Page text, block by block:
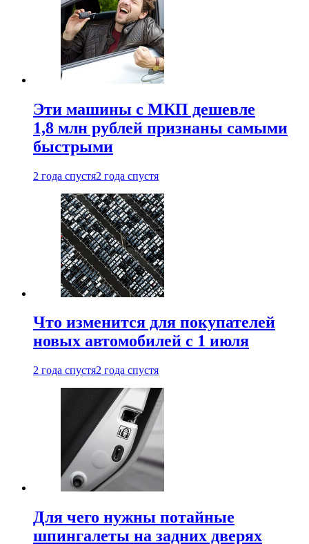
Эти машины с МКП дешевле
1,8 млн рублей признаны самыми
быстрыми
2 года спустя2 года спустя
Что изменится для покупателей
новых автомобилей с 1 июля
2 года спустя2 года спустя
Для чего нужны потайные
шпингалеты на задних дверях